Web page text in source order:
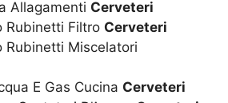
Allagamenti Cerveteri
Rubinetti Filtro Cerveteri
Rubinetti Miscelatori
E Gas Cucina Cerveteri